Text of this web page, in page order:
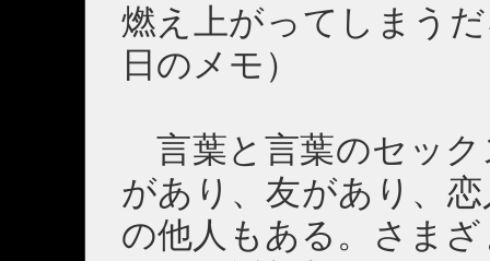
燃え上がってしまう
日のメモ）
言葉と言葉のセック
があり、友があり、
の他人もある。さま